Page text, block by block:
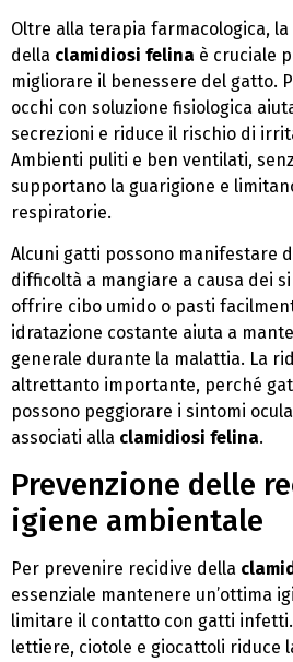
Oltre alla terapia farmacologica,
della clamidiosi felina è cruciale
migliorare il benessere del gatto.
occhi con soluzione fisiologica
secrezioni e riduce il rischio di
Ambienti puliti e ben ventilati,
supportano la guarigione e
respiratorie.
Alcuni gatti possono manifestare
difficoltà a mangiare a causa dei
offrire cibo umido o pasti
idratazione costante aiuta a
generale durante la malattia. La
altrettanto importante, perché
possono peggiorare i sintomi
associati alla clamidiosi felina.
Prevenzione delle
igiene ambientale
Per prevenire recidive della
essenziale mantenere un’ottima
limitare il contatto con gatti
lettiere, ciotole e giocattoli riduce